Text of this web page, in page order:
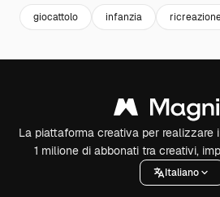
giocattolo infanzia
La piattaforma creativa per realizzare
1 milione di abbonati tra creativi,
Italiano